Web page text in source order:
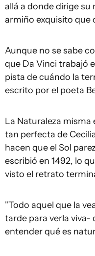
allá a donde dirige
armiño exquisito que
Aunque no se sabe
que Da Vinci trabajó
pista de cuándo la
escrito por el poeta
La Naturaleza
tan perfecta de
hacen que el Sol
escribió en 1492, lo
visto el retrato
"Todo aquel que la
tarde para verla viva-
entender qué es